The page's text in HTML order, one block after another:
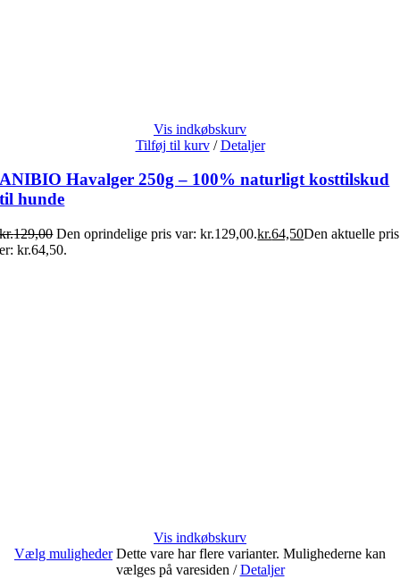
Vis indkøbskurv
Tilføj til kurv / Detaljer
ANIBIO Havalger 250g – 100% naturligt kosttilskud
til hunde
kr.129,00 Den oprindelige pris var: kr.129,00.kr.64,50Den aktuelle pris
er: kr.64,50.
Vis indkøbskurv
Vælg muligheder Dette vare har flere varianter. Mulighederne kan
vælges på varesiden / Detaljer